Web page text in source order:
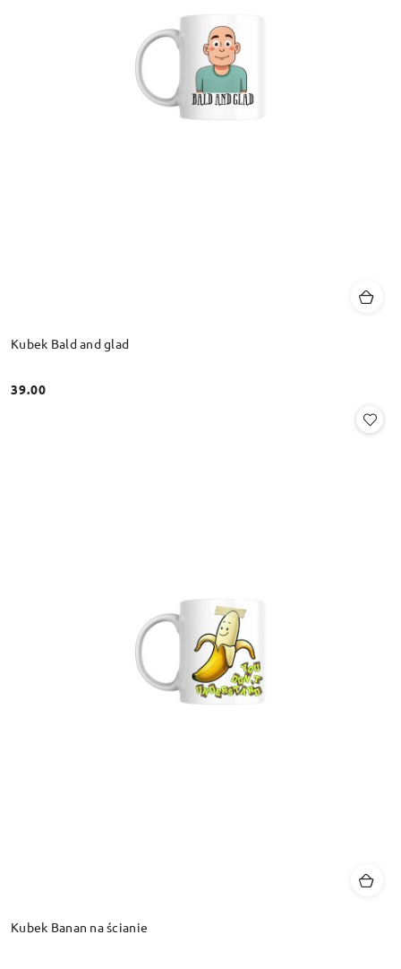
Kubek Bald and glad
Cena:
39.00
Kubek Banan na ścianie